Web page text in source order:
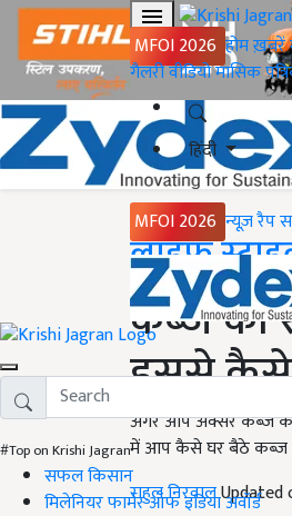
MFOI 2026 होमख़बरें
गैलरीवीडियोमासिक
हिंदी
MFOI 2026 न्यूज़ रैप
#Top on Krishi Jagran
सफल किसान
मिलेनियर फार्मर ऑफ इंडिया अवॉर्ड
Home
लाइफ
कब्ज की
इससे
अगर आप अक्सर कब्ज
में आप कैसे घर बैठे कब्ज
राहुल निरवालUpdated